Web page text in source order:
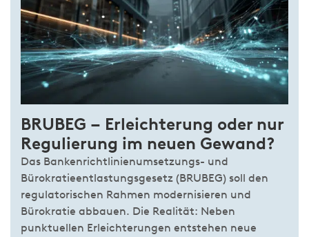
BRUBEG – Erleichterung oder nur
Regulierung im neuen Gewand?
Das Bankenrichtlinienumsetzungs- und
Bürokratieentlastungsgesetz (BRUBEG) soll den
regulatorischen Rahmen modernisieren und
Bürokratie abbauen. Die Realität: Neben
punktuellen Erleichterungen entstehen neue